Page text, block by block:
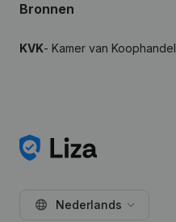
Bronnen
KVK- Kamer van Koophandel
Nederlands